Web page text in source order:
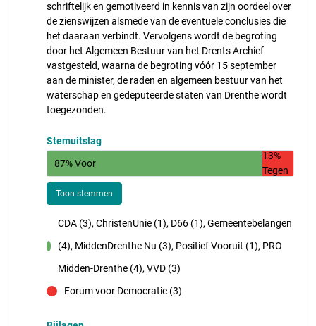
schriftelijk en gemotiveerd in kennis van zijn oordeel over
de zienswijzen alsmede van de eventuele conclusies die
het daaraan verbindt. Vervolgens wordt de begroting
door het Algemeen Bestuur van het Drents Archief
vastgesteld, waarna de begroting vóór 15 september
aan de minister, de raden en algemeen bestuur van het
waterschap en gedeputeerde staten van Drenthe wordt
toegezonden.
Stemuitslag
87% Voor
13%
Tegen
Toon stemmen
CDA (3), ChristenUnie (1), D66 (1), Gemeentebelangen
(4), MiddenDrenthe Nu (3), Positief Vooruit (1), PRO
Midden-Drenthe (4), VVD (3)
Forum voor Democratie (3)